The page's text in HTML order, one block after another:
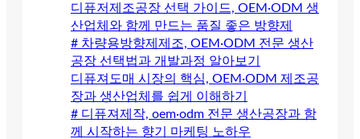
디퓨저제조공장 선택 가이드, OEM·ODM 생
산업체와 함께 만드는 품질 좋은 방향제
# 차량용방향제제조, OEM·ODM 전문 생산
공장 선택법과 개발과정 알아보기
디퓨져도매 시장의 핵심, OEM·ODM 제조공
장과 생산업체를 쉽게 이해하기
# 디퓨져제작, oem·odm 전문 생산공장과 함
께 시작하는 향기 마케팅 노하우